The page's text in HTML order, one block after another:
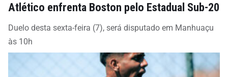
Atlético enfrenta Boston pelo Estadual Sub-20
Duelo desta sexta-feira (7), será disputado em Manhuaçu
às 10h